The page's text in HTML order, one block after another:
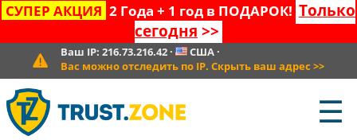
СУПЕР АКЦИЯ 2 Года + 1 год в ПОДАРОК! Только
сегодня >>
Ваш IP: 216.73.216.42· США·
Вас можно отследить по IP. Скрыть ваш адрес >>
☰